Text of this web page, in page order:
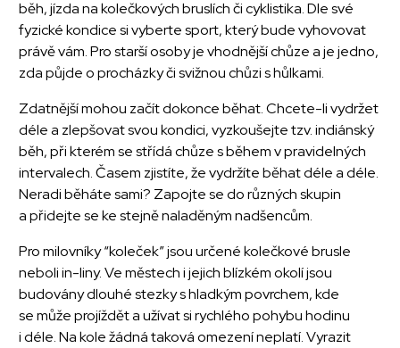
běh, jízda na kolečkových bruslích či cyklistika. Dle své
fyzické kondice si vyberte sport, který bude vyhovovat
právě vám. Pro starší osoby je vhodnější chůze a je jedno,
zda půjde o procházky či svižnou chůzi s hůlkami.
Zdatnější mohou začít dokonce běhat. Chcete-li vydržet
déle a zlepšovat svou kondici, vyzkoušejte tzv. indiánský
běh, při kterém se střídá chůze s během v pravidelných
intervalech. Časem zjistíte, že vydržíte běhat déle a déle.
Neradi běháte sami? Zapojte se do různých skupin
a přidejte se ke stejně naladěným nadšencům.
Pro milovníky “koleček” jsou určené kolečkové brusle
neboli in-liny. Ve městech i jejich blízkém okolí jsou
budovány dlouhé stezky s hladkým povrchem, kde
se může projíždět a užívat si rychlého pohybu hodinu
i déle. Na kole žádná taková omezení neplatí. Vyrazit